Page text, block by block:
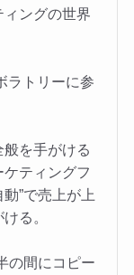
ィングの世界
ラトリーに参
を手がける
ティングフ
”で売上が上
る。
の間にコピー